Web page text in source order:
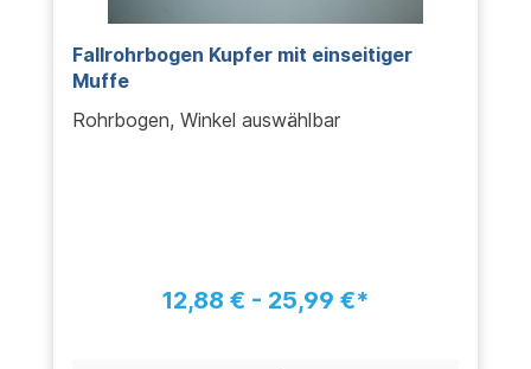
Fallrohrbogen Kupfer mit einseitiger
Muffe
Rohrbogen, Winkel auswählbar
12,88 € - 25,99 €*